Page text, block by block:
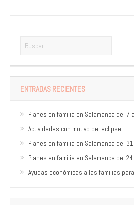
ENTRADAS RECIENTES
Planes en familia en Salamanca del 7
Actividades con motivo del eclipse
Planes en familia en Salamanca del
Planes en familia en Salamanca del
Ayudas económicas a las familias